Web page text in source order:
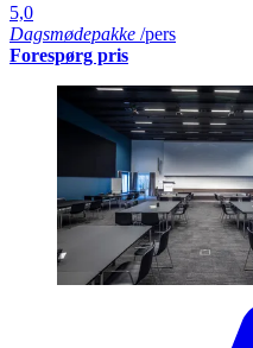
5,0
Dagsmødepakke /pers
Forespørg pris